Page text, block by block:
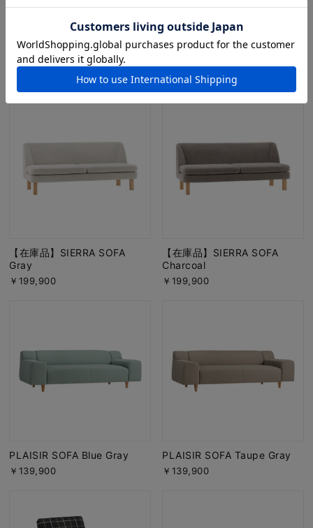
SERIEUX SOFA 1600 Smooth
Light chocolate
【受注生産品】SIERRA SOFA
￥239,900 ～
【在庫品】SIERRA SOFA
Gray
￥199,900
【在庫品】SIERRA SOFA
Charcoal
￥199,900
PLAISIR SOFA Blue Gray
￥139,900
PLAISIR SOFA Taupe Gray
￥139,900